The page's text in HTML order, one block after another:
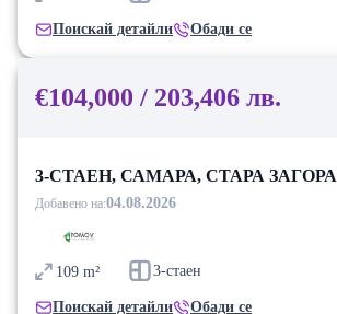
Поискай детайли Обади се
€104,000 / 203,406 лв.
3-СТАЕН, САМАРА, СТАРА ЗАГОРА
Добавено на:04.08.2026
109 m² 3-стаен
Поискай детайли Обади се